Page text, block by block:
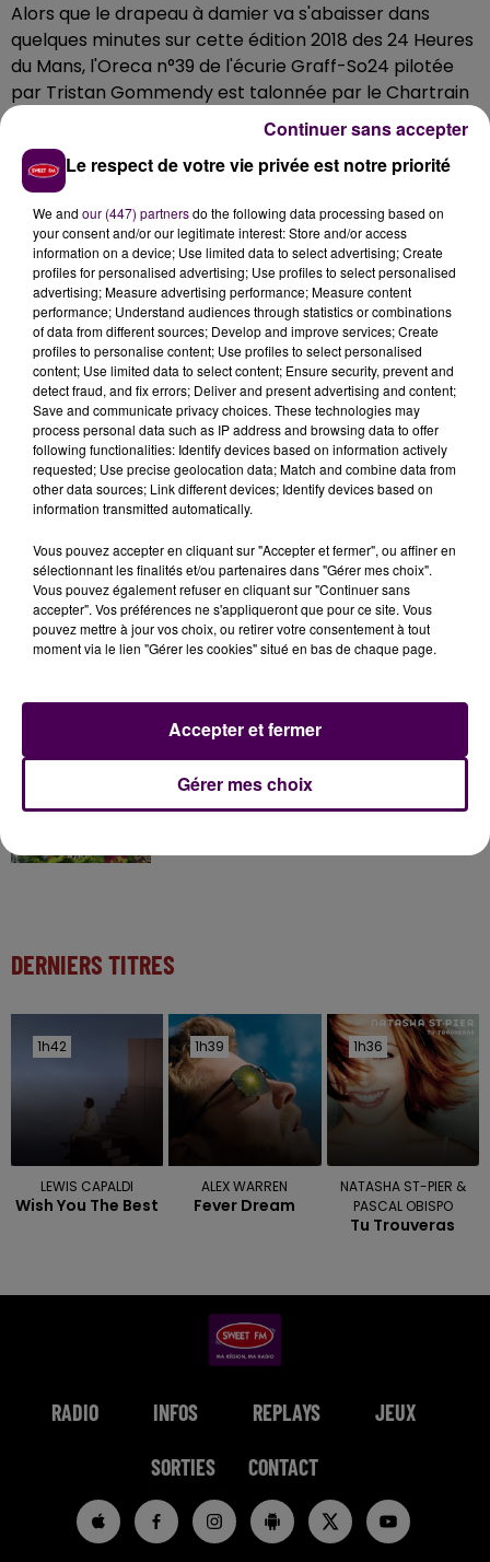
Alors que le drapeau à damier va s'abaisser dans
quelques minutes sur cette édition 2018 des 24 Heures
du Mans, l'Oreca n°39 de l'écurie Graff-So24 pilotée
par Tristan Gommendy est talonnée par le Chartrain
Loïc Duval et son Oreca n°28 du TDS Racing. Les deux
se battent pour une troisième place en LMP2.
Seulement quelques secondes les séparent. Dans le
box de So24, le suspens, la tension, puis la délivrance.
Images à l'appui :
À LA UNE
7 août 2026
Gagnez vos pass pour le V and B Fest' 2026 !
11 juillet 2026
Kids !
Gagnez vos entrées pour Papéa Parc !
DERNIERS TITRES
1h42
1h42
LEWIS CAPALDI
Wish You The Best
1h39
1h39
ALEX WARREN
Fever Dream
1h36
1h36
NATASHA ST-PIER &
PASCAL OBISPO
Tu Trouveras
RADIO INFOS REPLAYS JEUX
SORTIES CONTACT
Le respect de votre vie privée est notre priorité
We and our (447) partnersdo the following data processing based on
your consent and/or our legitimate interest: Store and/or access
information on a device; Use limited data to select advertising; Create
profiles for personalised advertising; Use profiles to select personalised
advertising; Measure advertising performance; Measure content
performance; Understand audiences through statistics or combinations
of data from different sources; Develop and improve services; Create
profiles to personalise content; Use profiles to select personalised
content; Use limited data to select content; Ensure security, prevent and
detect fraud, and fix errors; Deliver and present advertising and content;
Save and communicate privacy choices. These technologies may
process personal data such as IP address and browsing data to offer
following functionalities: Identify devices based on information actively
requested; Use precise geolocation data; Match and combine data from
other data sources; Link different devices; Identify devices based on
information transmitted automatically.
Vous pouvez accepter en cliquant sur "Accepter et fermer", ou affiner en
sélectionnant les finalités et/ou partenaires dans "Gérer mes choix".
Vous pouvez également refuser en cliquant sur "Continuer sans
accepter". Vos préférences ne s'appliqueront que pour ce site. Vous
pouvez mettre à jour vos choix, ou retirer votre consentement à tout
moment via le lien "Gérer les cookies" situé en bas de chaque page.
Gérer mes choix
Accepter et fermer
Continuer sans accepter